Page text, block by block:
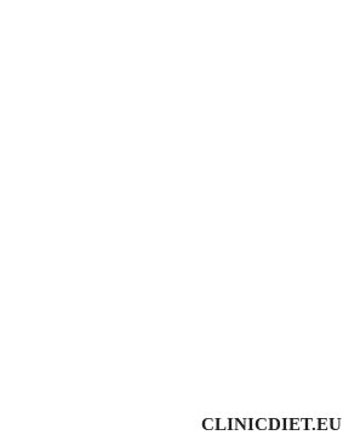
CLINICDIET.EU